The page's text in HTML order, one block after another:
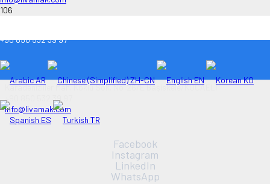
+90 850 532 39 97
AR ZH-CN EN KO
ES TR
Karadenizliler Mah. Köklü Sok. No:26/E Başiskele/KOCAELİ
+90 850 532 39 97
info@livamak.com
Facebook
Instagram
LinkedIn
WhatsApp